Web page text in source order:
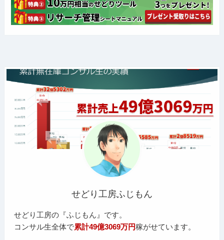
せどり工房ふじもん
せどり工房の『ふじもん』です。
コンサル生全体で累計49億3069万円稼がせています。